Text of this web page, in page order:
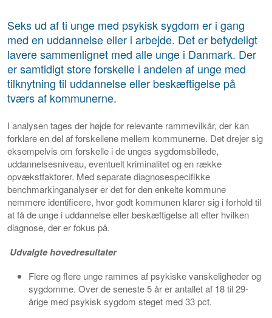
Seks ud af ti unge med psykisk sygdom er i gang
med en uddannelse eller i arbejde. Det er betydeligt
lavere sammenlignet med alle unge i Danmark. Der
er samtidigt store forskelle i andelen af unge med
tilknytning til uddannelse eller beskæftigelse på
tværs af kommunerne.
I analysen tages der højde for relevante rammevilkår, der kan
forklare en del af forskellene mellem kommunerne. Det drejer sig
eksempelvis om forskelle i de unges sygdomsbillede,
uddannelsesniveau, eventuelt kriminalitet og en række
opvækstfaktorer. Med separate diagnosespecifikke
benchmarkinganalyser er det for den enkelte kommune
nemmere identificere, hvor godt kommunen klarer sig i forhold til
at få de unge i uddannelse eller beskæftigelse alt efter hvilken
diagnose, der er fokus på.
Udvalgte hovedresultater
Flere og flere unge rammes af psykiske vanskeligheder og
sygdomme. Over de seneste 5 år er antallet af 18 til 29-
årige med psykisk sygdom steget med 33 pct.